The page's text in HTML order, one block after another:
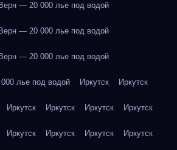
— 20 000 лье под водой
— 20 000 лье под водой
— 20 000 лье под водой
лье под водой Иркутск Иркутск
Иркутск Иркутск Иркутск Иркутск
Иркутск Иркутск Иркутск Иркутск